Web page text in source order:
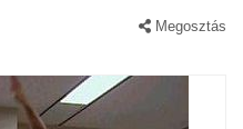
Megosztás